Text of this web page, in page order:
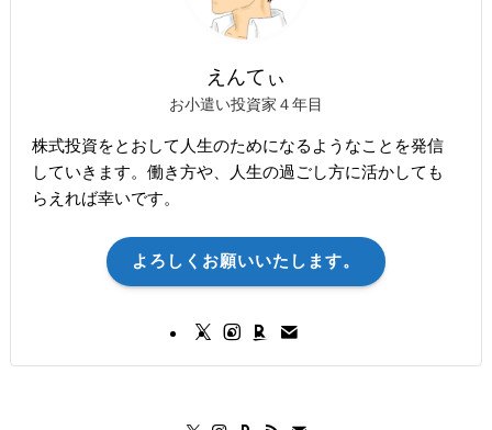
えんてぃ
お小遣い投資家４年目
株式投資をとおして人生のためになるようなことを発信
していきます。働き方や、人生の過ごし方に活かしても
らえれば幸いです。
よろしくお願いいたします。